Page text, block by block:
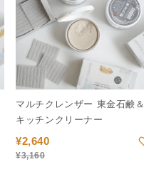
マルチクレンザー 東金石鹸＆
キッチンクリーナー
¥2,640
¥3,160